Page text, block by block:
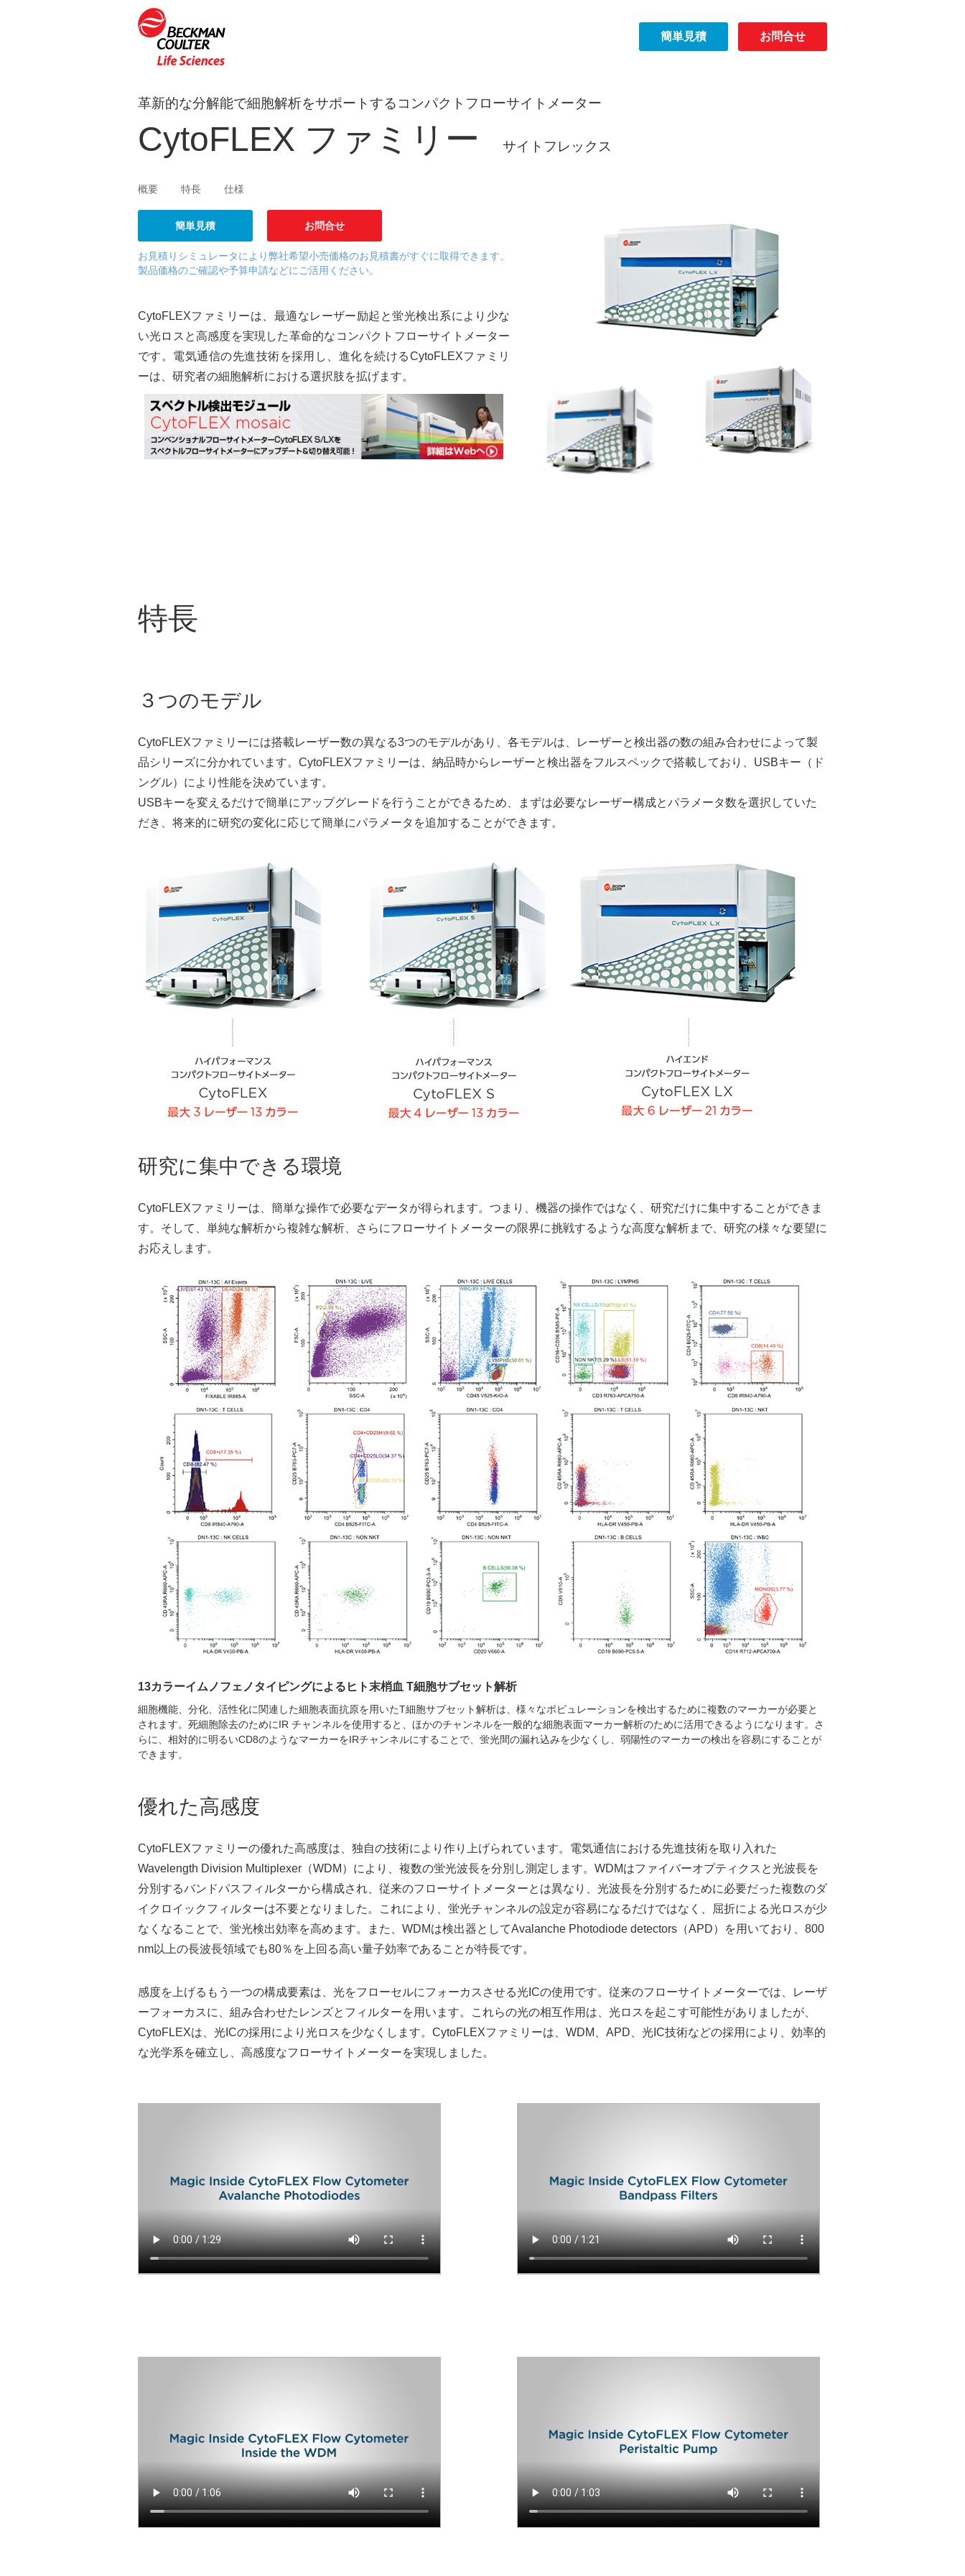
簡単見積 お問合せ
革新的な分解能で細胞解析をサポートするコンパクトフローサイトメーター
CytoFLEX ファミリー サイトフレックス
概要 特長 仕様
簡単見積 お問合せ
お見積りシミュレータにより弊社希望小売価格のお見積書がすぐに取得できます。
製品価格のご確認や予算申請などにご活用ください。
CytoFLEXファミリーは、最適なレーザー励起と蛍光検出系により少な
い光ロスと高感度を実現した革命的なコンパクトフローサイトメーター
です。電気通信の先進技術を採用し、進化を続けるCytoFLEXファミリ
ーは、研究者の細胞解析における選択肢を拡げます。
特長
３つのモデル
CytoFLEXファミリーには搭載レーザー数の異なる3つのモデルがあり、各モデルは、レーザーと検出器の数の組み合わせによって製
品シリーズに分かれています。CytoFLEXファミリーは、納品時からレーザーと検出器をフルスペックで搭載しており、USBキー（ド
ングル）により性能を決めています。
USBキーを変えるだけで簡単にアップグレードを行うことができるため、まずは必要なレーザー構成とパラメータ数を選択していた
だき、将来的に研究の変化に応じて簡単にパラメータを追加することができます。
研究に集中できる環境
CytoFLEXファミリーは、簡単な操作で必要なデータが得られます。つまり、機器の操作ではなく、研究だけに集中することができま
す。そして、単純な解析から複雑な解析、さらにフローサイトメーターの限界に挑戦するような高度な解析まで、研究の様々な要望に
お応えします。
13カラーイムノフェノタイピングによるヒト末梢血 T細胞サブセット解析
細胞機能、分化、活性化に関連した細胞表面抗原を用いたT細胞サブセット解析は、様々なポピュレーションを検出するために複数のマーカーが必要と
されます。死細胞除去のためにIR チャンネルを使用すると、ほかのチャンネルを一般的な細胞表面マーカー解析のために活用できるようになります。さ
らに、相対的に明るいCD8のようなマーカーをIRチャンネルにすることで、蛍光間の漏れ込みを少なくし、弱陽性のマーカーの検出を容易にすることが
できます。
優れた高感度
CytoFLEXファミリーの優れた高感度は、独自の技術により作り上げられています。電気通信における先進技術を取り入れた
Wavelength Division Multiplexer（WDM）により、複数の蛍光波長を分別し測定します。WDMはファイバーオプティクスと光波長を
分別するバンドパスフィルターから構成され、従来のフローサイトメーターとは異なり、光波長を分別するために必要だった複数のダ
イクロイックフィルターは不要となりました。これにより、蛍光チャンネルの設定が容易になるだけではなく、屈折による光ロスが少
なくなることで、蛍光検出効率を高めます。また、WDMは検出器としてAvalanche Photodiode detectors（APD）を用いており、800
nm以上の長波長領域でも80％を上回る高い量子効率であることが特長です。
感度を上げるもう一つの構成要素は、光をフローセルにフォーカスさせる光ICの使用です。従来のフローサイトメーターでは、レーザ
ーフォーカスに、組み合わせたレンズとフィルターを用います。これらの光の相互作用は、光ロスを起こす可能性がありましたが、
CytoFLEXは、光ICの採用により光ロスを少なくします。CytoFLEXファミリーは、WDM、APD、光IC技術などの採用により、効率的
な光学系を確立し、高感度なフローサイトメーターを実現しました。